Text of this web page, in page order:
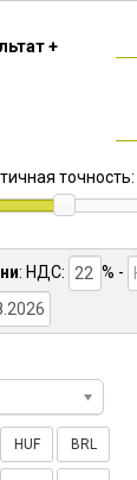
+
точность:
: НДС: % -
HUF BRL